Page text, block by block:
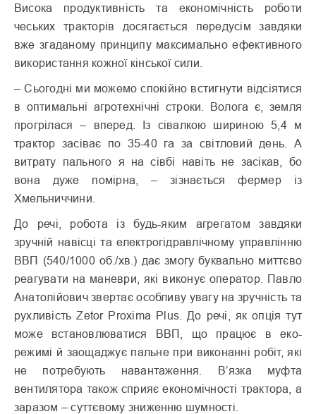
Висока продуктивність та економічність роботи
чеських тракторів досягається передусім завдяки
вже згаданому принципу максимально ефективного
використання кожної кінської сили.
– Сьогодні ми можемо спокійно встигнути відсіятися
в оптимальні агротехнічні строки. Волога є, земля
прогрілася – вперед. Із сівалкою шириною 5,4 м
трактор засіває по 35-40 га за світловий день. А
витрату пального я на сівбі навіть не засікав, бо
вона дуже помірна, – зізнається фермер із
Хмельниччини.
До речі, робота із будь-яким агрегатом завдяки
зручній навісці та електрогідравлічному управлінню
ВВП (540/1000 об./хв.) дає змогу буквально миттєво
реагувати на маневри, які виконує оператор. Павло
Анатолійович звертає особливу увагу на зручність та
рухливість Zetor Proxima Plus. До речі, як опція тут
може встановлюватися ВВП, що працює в еко-
режимі й заощаджує пальне при виконанні робіт, які
не потребують навантаження. В’язка муфта
вентилятора також сприяє економічності трактора, а
заразом – суттєвому зниженню шумності.